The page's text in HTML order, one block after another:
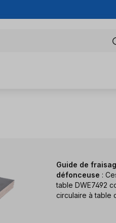
Guide de
défonceuse :
table DWE7492
circulaire à table